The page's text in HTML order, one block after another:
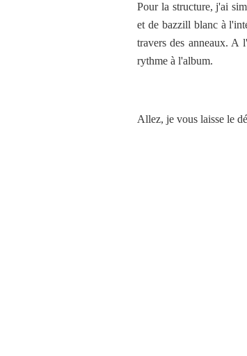
Pour la structure, j'ai
et de bazzill blanc à
travers des anneaux. A
rythme à l'album.
Allez, je vous laisse le